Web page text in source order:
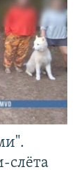
слёта